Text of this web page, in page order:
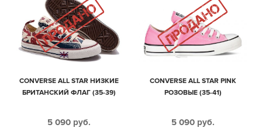
CONVERSE ALL STAR НИЗКИЕ
БРИТАНСКИЙ ФЛАГ (35-39)
5 090 руб.
CONVERSE ALL STAR PINK
РОЗОВЫЕ (35-41)
5 090 руб.